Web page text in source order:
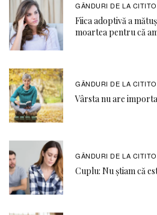
GÂNDURI DE LA
Fiica adoptivă a
moartea pentru că
GÂNDURI DE LA
Vârsta nu are
GÂNDURI DE LA
Cuplu: Nu știam că